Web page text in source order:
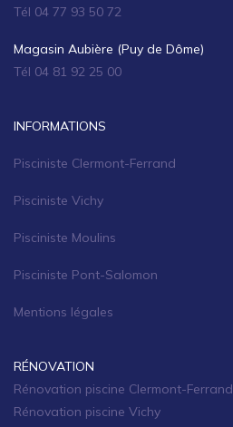
Tél 04 77 93 50 72
Magasin Aubière (Puy de Dôme)
Tél 04 81 92 25 00
INFORMATIONS
Pisciniste Clermont-Ferrand
Pisciniste Vichy
Pisciniste Moulins
Pisciniste Pont-Salomon
Mentions légales
RÉNOVATION
Rénovation piscine Clermont-Ferrand
Rénovation piscine Vichy